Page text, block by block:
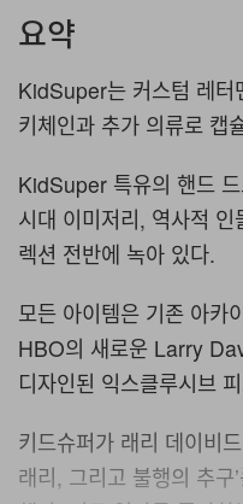
요약
KidSuper는 커스텀 레터
키체인과 추가 의류로 캡
KidSuper 특유의 핸드
시대 이미저리, 역사적
렉션 전반에 녹아 있다.
모든 아이템은 기존 아카
HBO의 새로운 Larry
디자인된 익스클루시브
키드슈퍼가 래리 데이비
래리, 그리고 불행의 추구